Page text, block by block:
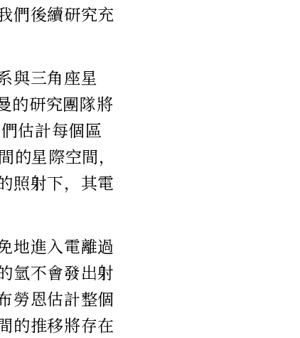
們後續研究充
與三角座星
的研究團隊將
估計每個區
星際空間，
照射下，其電
地進入電離過
氫不會發出射
勞恩估計整個
的推移將存在